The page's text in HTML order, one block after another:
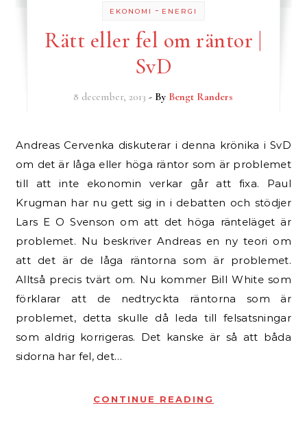
EKONOMI - ENERGI
Rätt eller fel om räntor |
SvD
8 december, 2013 - By Bengt Randers
Andreas Cervenka diskuterar i denna krönika i SvD
om det är låga eller höga räntor som är problemet
till att inte ekonomin verkar går att fixa. Paul
Krugman har nu gett sig in i debatten och stödjer
Lars E O Svenson om att det höga ränteläget är
problemet. Nu beskriver Andreas en ny teori om
att det är de låga räntorna som är problemet.
Alltså precis tvärt om. Nu kommer Bill White som
förklarar att de nedtryckta räntorna som är
problemet, detta skulle då leda till felsatsningar
som aldrig korrigeras. Det kanske är så att båda
sidorna har fel, det…
CONTINUE READING